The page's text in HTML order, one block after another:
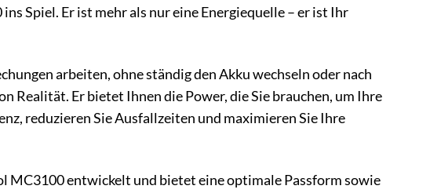
Spiel. Er ist mehr als nur eine Energiequelle – er ist Ihr
arbeiten, ohne ständig den Akku wechseln oder nach
Realität. Er bietet Ihnen die Power, die Sie brauchen, um Ihre
reduzieren Sie Ausfallzeiten und maximieren Sie Ihre
MC3100 entwickelt und bietet eine optimale Passform sowie